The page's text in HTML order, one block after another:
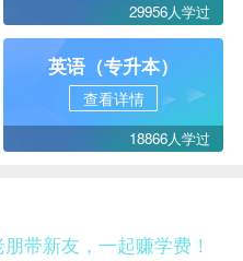
29956人学过
英语（专升本）
查看详情
18866人学过
带新友，一起赚学费！